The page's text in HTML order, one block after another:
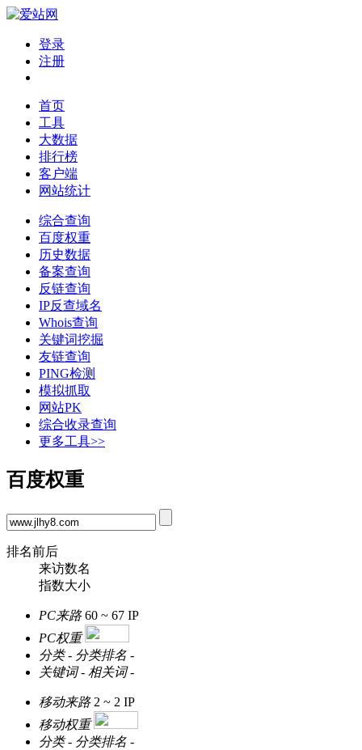
登录
注册
首页
工具
大数据
排行榜
客户端
网站统计
综合查询
百度权重
历史数据
备案查询
反链查询
IP反查域名
Whois查询
关键词挖掘
友链查询
PING检测
模拟抓取
网站PK
综合收录查询
更多工具>>
百度权重
排名前后
来访数名
指数大小
PC来路 60 ~ 67 IP
PC权重
分类 - 分类排名 -
关键词 - 相关词 -
移动来路 2 ~ 2 IP
移动权重
分类 - 分类排名 -